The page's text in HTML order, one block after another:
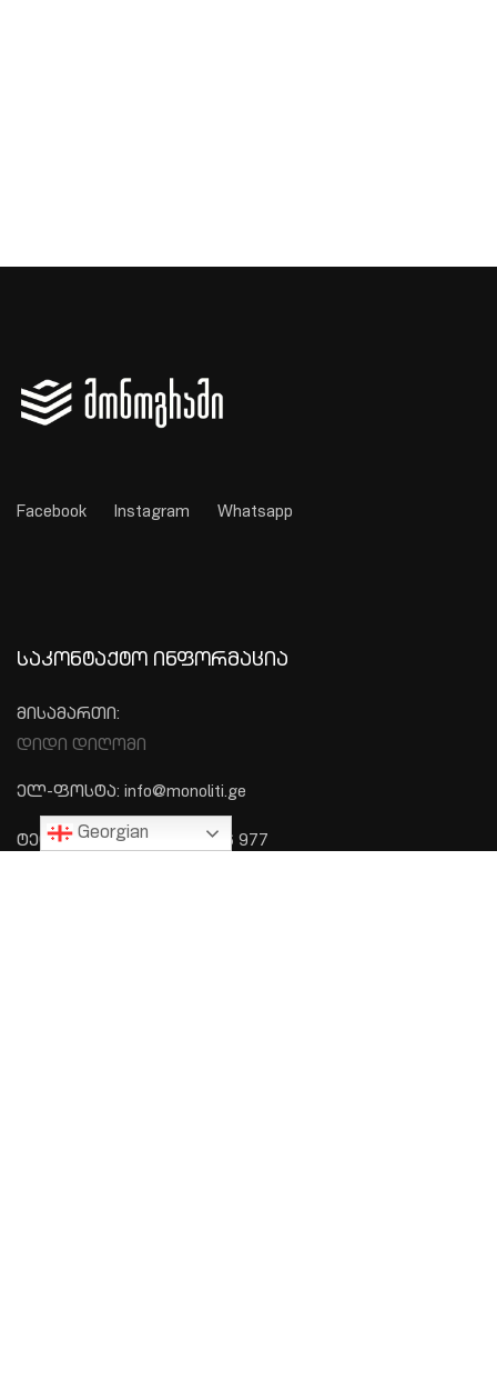
Facebook Instagram Whatsapp
ᲡᲐᲙᲝᲜᲢᲐᲥᲢᲝ ᲘᲜᲤᲝᲠᲛᲐᲪᲘᲐ
მისამართი:
დიდი დიღომი
ელ-ფოსტა: info@monoliti.ge
ტელეფონი: +995 577 576 977
Georgian